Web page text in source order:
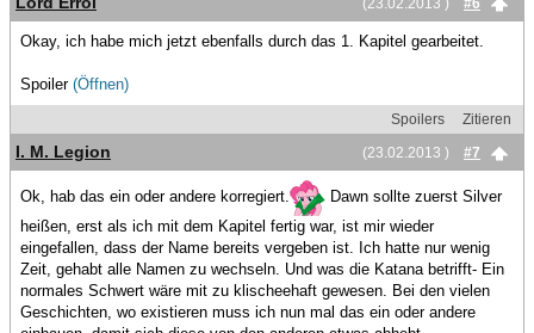
(23.02.2013 ) #6
Okay, ich habe mich jetzt ebenfalls durch das 1. Kapitel gearbeitet.
Spoiler (Öffnen)
Spoilers
Zitieren
(23.02.2013 )
#7
I. M. Legion
Ok, hab das ein oder andere korregiert.
Dawn sollte zuerst Silver
heißen, erst als ich mit dem Kapitel fertig war, ist mir wieder
eingefallen, dass der Name bereits vergeben ist. Ich hatte nur wenig
Zeit, gehabt alle Namen zu wechseln. Und was die Katana betrifft- Ein
normales Schwert wäre mit zu klischeehaft gewesen. Bei den vielen
Geschichten, wo existieren muss ich nun mal das ein oder andere